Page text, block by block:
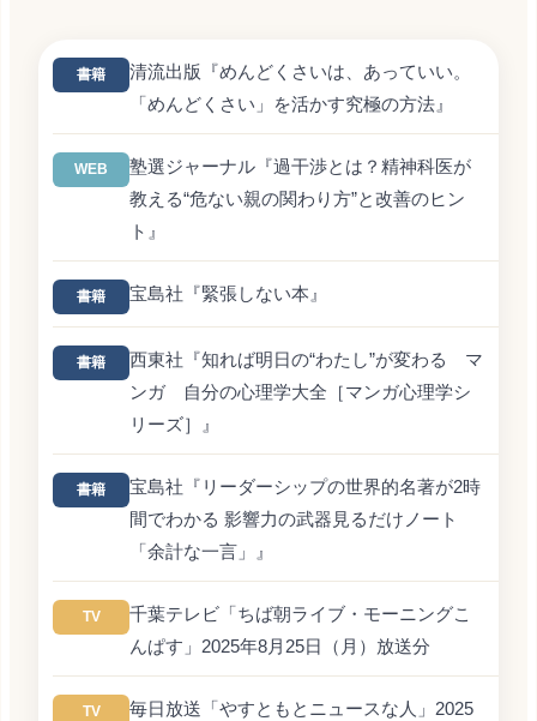
書籍
清流出版『めんどくさいは、あっていい。
「めんどくさい」を活かす究極の方法』
WEB
塾選ジャーナル『過干渉とは？精神科医が
教える“危ない親の関わり方”と改善のヒン
ト』
書籍 宝島社『緊張しない本』
書籍
西東社『知れば明日の“わたし”が変わる マ
ンガ 自分の心理学大全［マンガ心理学シ
リーズ］』
書籍
宝島社『リーダーシップの世界的名著が2時
間でわかる 影響力の武器見るだけノート
「余計な一言」』
TV
千葉テレビ「ちば朝ライブ・モーニングこ
んぱす」2025年8月25日（月）放送分
TV
毎日放送「やすともとニュースな人」2025